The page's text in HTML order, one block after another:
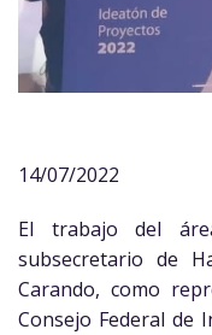
14/07/2022
El trabajo del
subsecretario de
Carando, como
Consejo Federal de